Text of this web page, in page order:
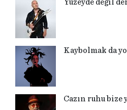
Yüzeyde değil
Kaybolmak da
Cazın ruhu bize